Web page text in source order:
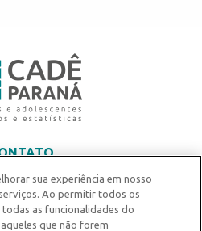
Conceição, 1155 - 7º andar
sua experiência em nosso
Ao permitir todos os
as funcionalidades do
que não forem